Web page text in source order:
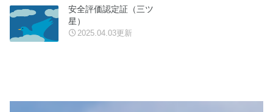
安全評価認定証（三ツ
星）
2025.04.03更新